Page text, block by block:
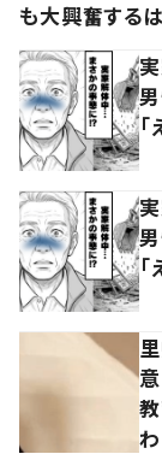
も大興奮するは
「
「